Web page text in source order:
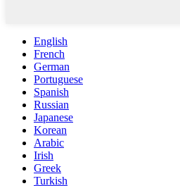
English
French
German
Portuguese
Spanish
Russian
Japanese
Korean
Arabic
Irish
Greek
Turkish